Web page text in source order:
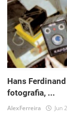
Hans
fotografia, ...
AlexFerreira Jun